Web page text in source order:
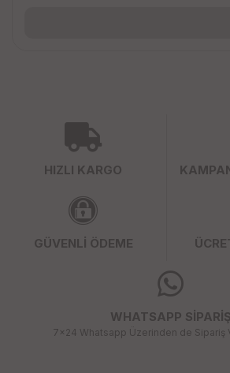
HIZLI KARGO
GÜVENLİ ÖDEME
WHATSAPP SİPARİŞ
7x24 Whatsapp Üzerinden de Sipariş